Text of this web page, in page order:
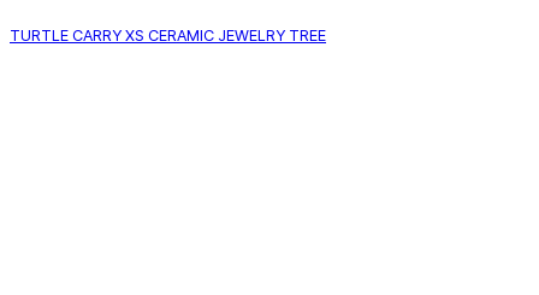
TURTLE CARRY XS CERAMIC JEWELRY TREE